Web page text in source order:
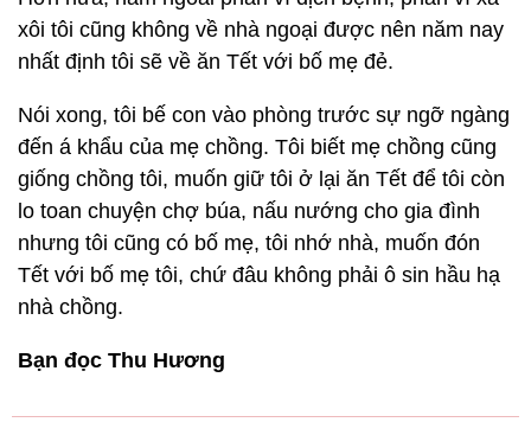
xôi tôi cũng không về nhà ngoại được nên năm nay
nhất định tôi sẽ về ăn Tết với bố mẹ đẻ.
Nói xong, tôi bế con vào phòng trước sự ngỡ ngàng
đến á khẩu của mẹ chồng. Tôi biết mẹ chồng cũng
giống chồng tôi, muốn giữ tôi ở lại ăn Tết để tôi còn
lo toan chuyện chợ búa, nấu nướng cho gia đình
nhưng tôi cũng có bố mẹ, tôi nhớ nhà, muốn đón
Tết với bố mẹ tôi, chứ đâu không phải ô sin hầu hạ
nhà chồng.
Bạn đọc Thu Hương